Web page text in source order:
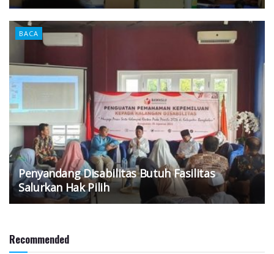
BACA
Penyandang Disabilitas Butuh Fasilitas
Salurkan Hak Pilih
Recommended